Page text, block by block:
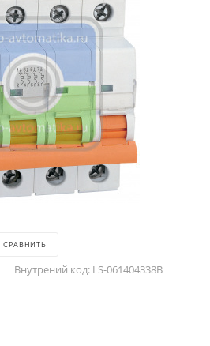
СРАВНИТЬ
Внутрений код: LS-061404338B